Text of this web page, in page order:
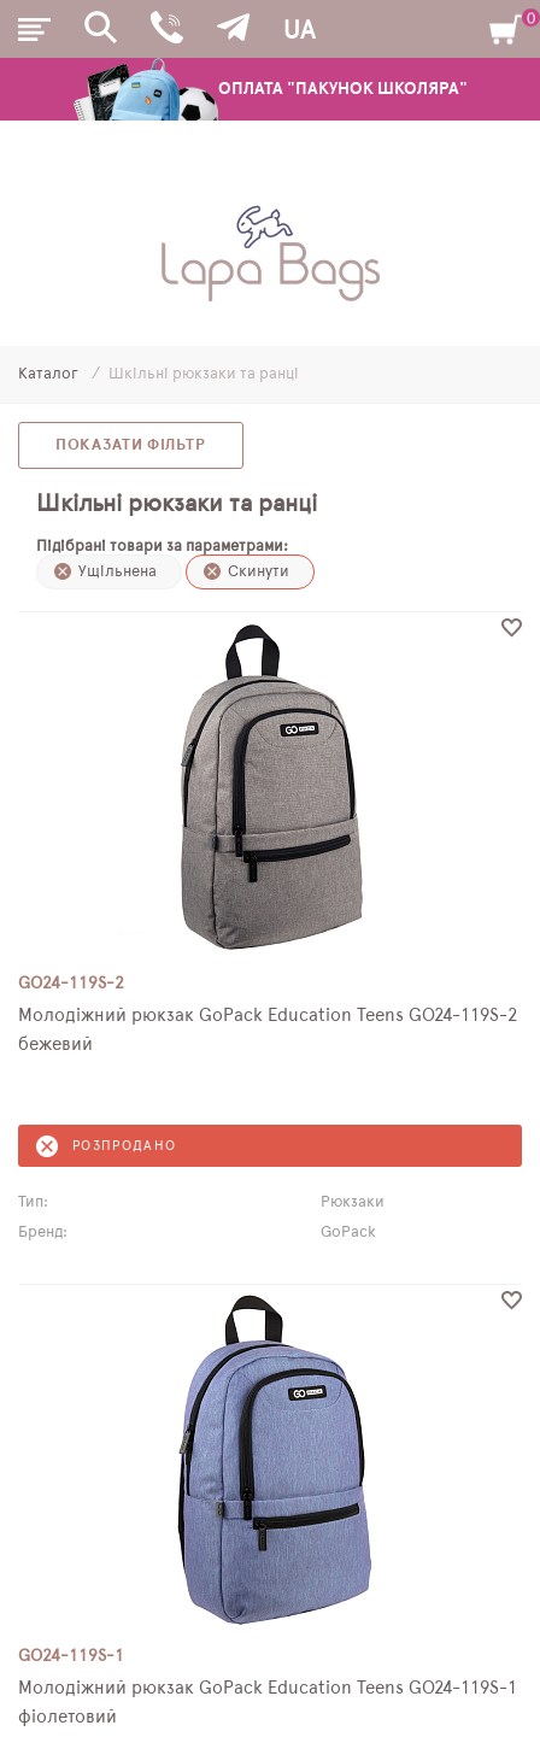
ОПЛАТА "ПАКУНОК ШКОЛЯРА"
UA
ШКІЛЬНІ РЮКЗАКИ ТА РАНЦІ
МОЛОДІЖНІ РЮКЗАКИ
ПЕНАЛИ
МІШКИ ДЛЯ ВЗУТТЯ
ПЛЯШКИ ДЛЯ ВОДИ
0
Каталог Шкільні рюкзаки та ранці
ПОКАЗАТИ ФІЛЬТР
Шкільні рюкзаки та ранці
Підібрані товари за параметрами:
Ущільнена
Скинути
GO24-119S-2
Молодіжний рюкзак GoPack Education Teens GO24-119S-2
бежевий
РОЗПРОДАНО
Тип:
Рюкзаки
Бренд:
GoPack
GO24-119S-1
Молодіжний рюкзак GoPack Education Teens GO24-119S-1
фіолетовий